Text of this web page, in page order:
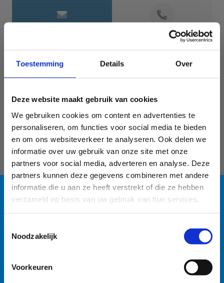
Toestemming Details Over
Deze website maakt gebruik van cookies
We gebruiken cookies om content en advertenties te
personaliseren, om functies voor social media te bieden
en om ons websiteverkeer te analyseren. Ook delen we
informatie over uw gebruik van onze site met onze
partners voor social media, adverteren en analyse. Deze
partners kunnen deze gegevens combineren met andere
informatie die u aan ze heeft verstrekt of die ze hebben
verzameld op basis van uw gebruik van hun services.
Noodzakelijk
Voorkeuren
watersportbaan
🚫 Helaas is er blauwalg vastgesteld in onze
watersportbaan. Dit betekent dat er vanaf nu een
Geef aan tot welk domein jouw vraag behoort
KIES EEN DOMEIN
Jouw vraag